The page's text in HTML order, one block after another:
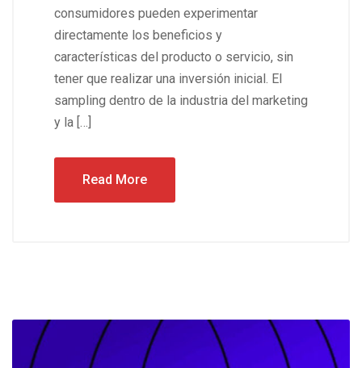
consumidores pueden experimentar
directamente los beneficios y
características del producto o servicio, sin
tener que realizar una inversión inicial. El
sampling dentro de la industria del marketing
y la […]
Read More